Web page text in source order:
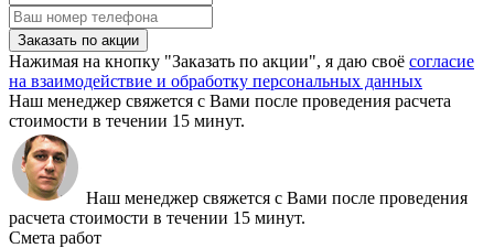
Заказать по акции
Нажимая на кнопку "Заказать по акции", я даю своё согласие
на взаимодействие и обработку персональных данных
Наш менеджер свяжется с Вами после проведения расчета
стоимости в течении 15 минут.
Наш менеджер свяжется с Вами после проведения
расчета стоимости в течении 15 минут.
Смета работ